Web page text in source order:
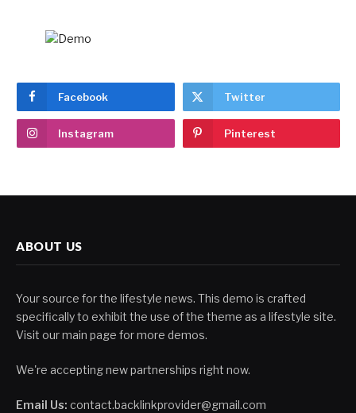
Facebook Twitter
Instagram Pinterest
ABOUT US
Your source for the lifestyle news. This demo is crafted
specifically to exhibit the use of the theme as a lifestyle site.
Visit our main page for more demos.
We're accepting new partnerships right now.
Email Us: contact.backlinkprovider@gmail.com